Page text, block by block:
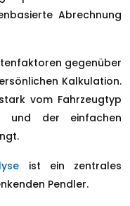
Abrechnung
gegenüber
Kalkulation.
vom Fahrzeugtyp
und der einfachen
ist ein zentrales
Pendler.